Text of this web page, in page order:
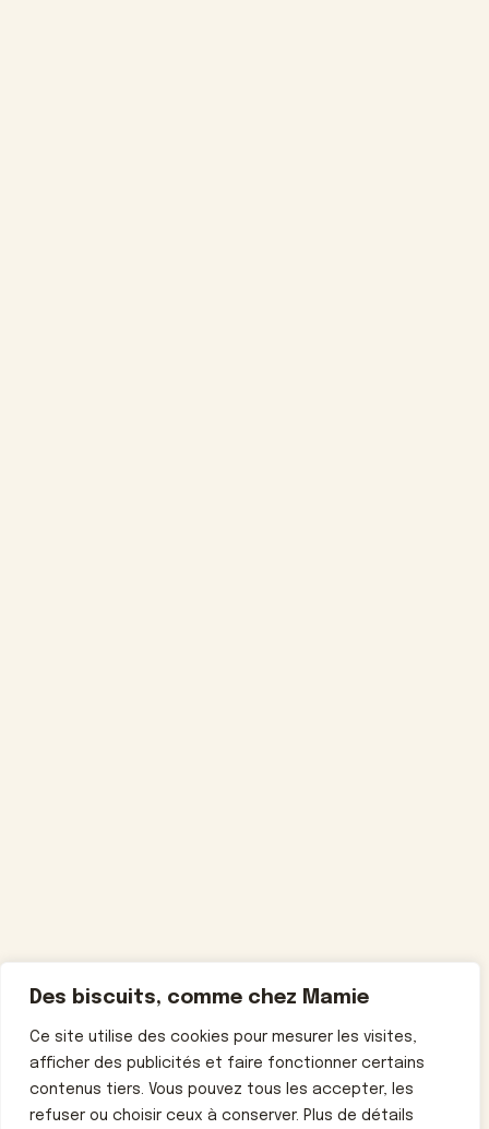
Des biscuits, comme chez Mamie
Ce site utilise des cookies pour mesurer les visites,
afficher des publicités et faire fonctionner certains
contenus tiers. Vous pouvez tous les accepter, les
refuser ou choisir ceux à conserver. Plus de détails